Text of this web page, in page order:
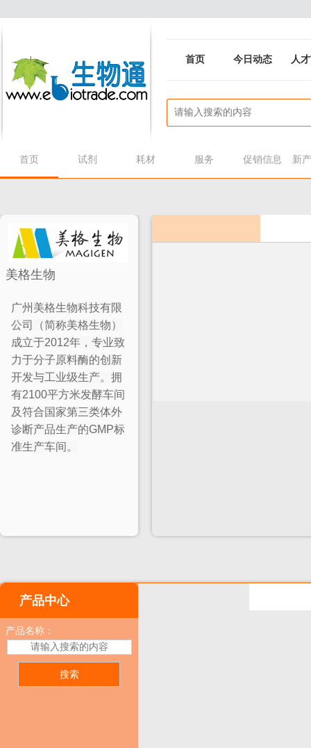
首页 今日动态 人
首页 试剂 耗材 服务 促销信息 新
美格生物
广州美格生物科技有限
公司（简称美格生物）
成立于2012年，专业致
力于分子原料酶的创新
开发与工业级生产。拥
有2100平方米发酵车间
及符合国家第三类体外
诊断产品生产的GMP标
准生产车间。
产品中心
产品名称：